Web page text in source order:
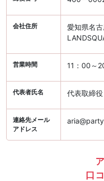
会社住所
愛知県名
営業時間 11：00～
代表者氏名 代表取締
連絡先メール
アドレス
口